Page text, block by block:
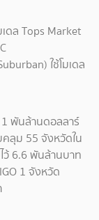
ดล Tops Market
ใช้โมเดล
พันล้านดอลลาร์
ลุม 55 จังหวัดใน
ว้ 6.6 พันล้านบาท
1 จังหวัด